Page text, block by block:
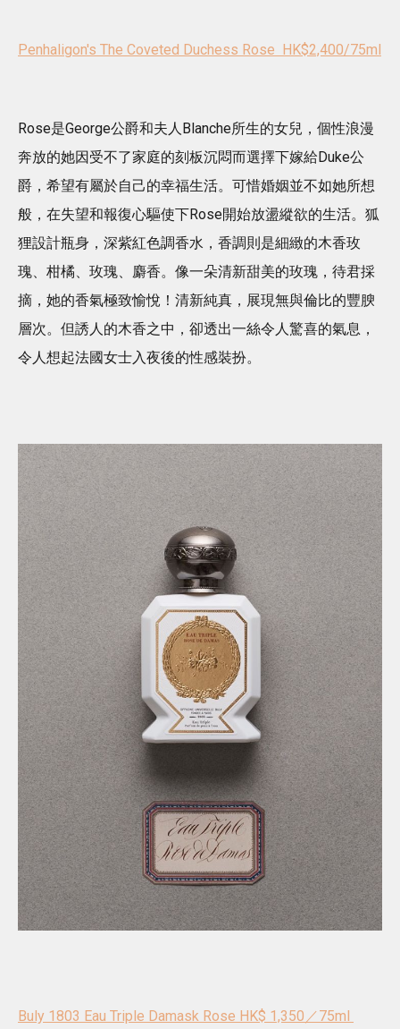
Penhaligon's The Coveted Duchess Rose HK$2,400/75ml
Rose是George公爵和夫人Blanche所生的女兒，個性浪漫
奔放的她因受不了家庭的刻板沉悶而選擇下嫁給Duke公
爵，希望有屬於自己的幸福生活。可惜婚姻並不如她所想
般，在失望和報復心驅使下Rose開始放盪縱欲的生活。狐
狸設計瓶身，深紫紅色調香水，香調則是細緻的木香玫
瑰、柑橘、玫瑰、麝香。像一朵清新甜美的玫瑰，待君採
摘，她的香氣極致愉悅！清新純真，展現無與倫比的豐腴
層次。但誘人的木香之中，卻透出一絲令人驚喜的氣息，
令人想起法國女士入夜後的性感裝扮。
Buly 1803 Eau Triple Damask Rose HK$ 1,350／75ml